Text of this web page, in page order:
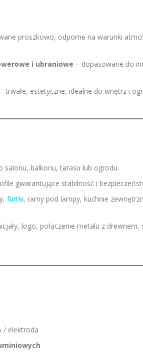
proszkowo, odporne na warunki
i ubraniowe – dopasowane do
– trwałe, estetyczne, idealne do wnętrz i
salonu, balkonu, tarasu lub ogrodu.
gwarantujące stabilność i
furtki, ramy pod lampy, kuchnie
logo, połączenie metalu z drewnem,
/ elektroda